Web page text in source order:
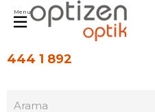
444 1 892
Menu